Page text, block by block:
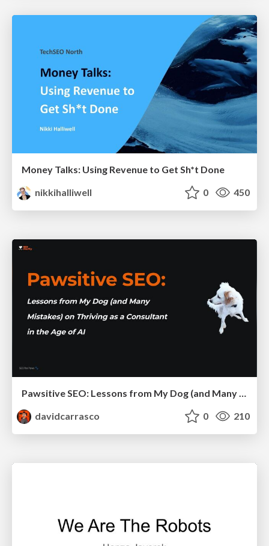
Money Talks: Using Revenue to Get Sh*t Done
nikkihalliwell
0 450
Pawsitive SEO: Lessons from My Dog (and Many Mistakes) on Thriving as a Consultant in the Age of AI
davidcarrasco
0 210